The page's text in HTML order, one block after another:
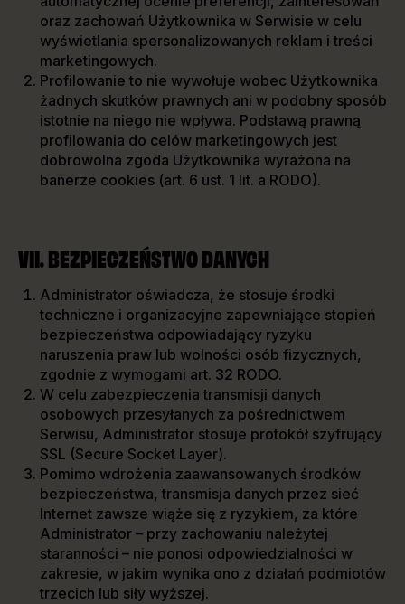
oraz zachowań Użytkownika w Serwisie w celu
wyświetlania spersonalizowanych reklam i treści
marketingowych.
Profilowanie to nie wywołuje wobec Użytkownika
żadnych skutków prawnych ani w podobny sposób
istotnie na niego nie wpływa. Podstawą prawną
profilowania do celów marketingowych jest
dobrowolna zgoda Użytkownika wyrażona na
banerze cookies (art. 6 ust. 1 lit. a RODO).
VII. BEZPIECZEŃSTWO DANYCH
Administrator oświadcza, że stosuje środki
techniczne i organizacyjne zapewniające stopień
bezpieczeństwa odpowiadający ryzyku
naruszenia praw lub wolności osób fizycznych,
zgodnie z wymogami art. 32 RODO.
W celu zabezpieczenia transmisji danych
osobowych przesyłanych za pośrednictwem
Serwisu, Administrator stosuje protokół szyfrujący
SSL (Secure Socket Layer).
Pomimo wdrożenia zaawansowanych środków
bezpieczeństwa, transmisja danych przez sieć
Internet zawsze wiąże się z ryzykiem, za które
Administrator – przy zachowaniu należytej
staranności – nie ponosi odpowiedzialności w
zakresie, w jakim wynika ono z działań podmiotów
trzecich lub siły wyższej.